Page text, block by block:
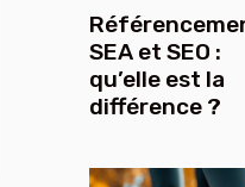
SEA et SEO :
qu’elle est la
différence ?